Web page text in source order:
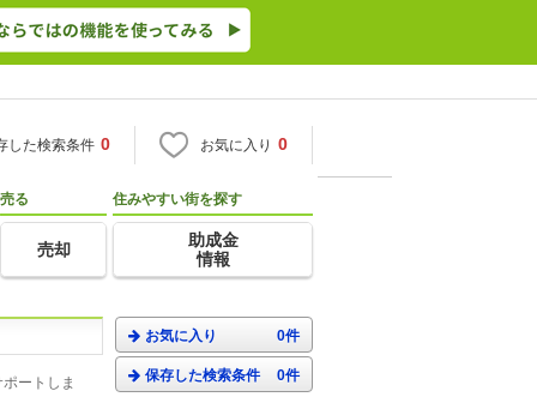
した検索条件 0 お気に入り 0
売る
売却
住みやすい街を探す
助成金
情報
ートしま
お気に入り 0件
保存した検索条件 0件